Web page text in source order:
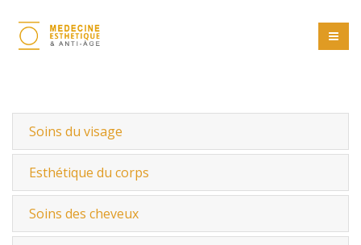
Soins du visage
Esthétique du corps
Soins des cheveux